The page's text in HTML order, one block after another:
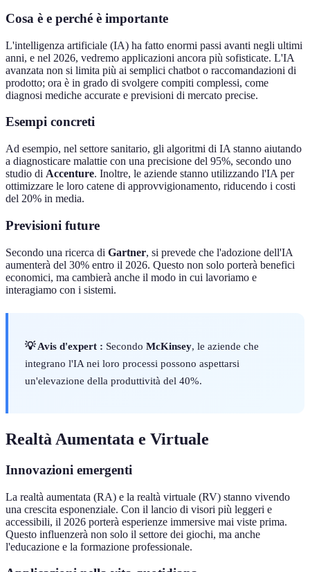
Cosa è e perché è importante
L'intelligenza artificiale (IA) ha fatto enormi passi avanti negli ultimi
anni, e nel 2026, vedremo applicazioni ancora più sofisticate. L'IA
avanzata non si limita più ai semplici chatbot o raccomandazioni di
prodotto; ora è in grado di svolgere compiti complessi, come
diagnosi mediche accurate e previsioni di mercato precise.
Esempi concreti
Ad esempio, nel settore sanitario, gli algoritmi di IA stanno aiutando
a diagnosticare malattie con una precisione del 95%, secondo uno
studio di Accenture. Inoltre, le aziende stanno utilizzando l'IA per
ottimizzare le loro catene di approvvigionamento, riducendo i costi
del 20% in media.
Previsioni future
Secondo una ricerca di Gartner, si prevede che l'adozione dell'IA
aumenterà del 30% entro il 2026. Questo non solo porterà benefici
economici, ma cambierà anche il modo in cui lavoriamo e
interagiamo con i sistemi.
💡 Avis d'expert : Secondo McKinsey, le aziende che
integrano l'IA nei loro processi possono aspettarsi
un'elevazione della produttività del 40%.
Realtà Aumentata e Virtuale
Innovazioni emergenti
La realtà aumentata (RA) e la realtà virtuale (RV) stanno vivendo
una crescita esponenziale. Con il lancio di visori più leggeri e
accessibili, il 2026 porterà esperienze immersive mai viste prima.
Questo influenzerà non solo il settore dei giochi, ma anche
l'educazione e la formazione professionale.